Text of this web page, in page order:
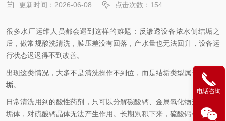
更新时间：2026-06-08 点击次数：154
很多水厂运维人员都会遇到这样的难题：反渗透设备浓水侧结垢之
后，做常规酸洗清洗，膜压差没有回落，产水量也无法回升，设备运
行状态迟迟得不到改善。
出现这类情况，大多不是清洗操作不到位，而是结垢类型属于
硫酸钙
垢。
日常清洗用到的酸性药剂，只可以分解碳酸钙、金属氧化物这类常见
垢体，对硫酸钙晶体无法产生作用。长期累积下来，硫酸钙会在膜表
电话咨询